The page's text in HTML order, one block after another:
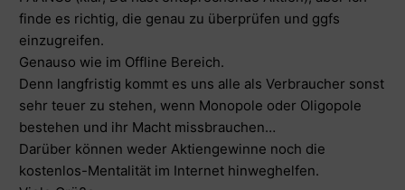
finde es richtig, die genau zu überprüfen und ggfs
einzugreifen.
Genauso wie im Offline Bereich.
Denn langfristig kommt es uns alle als Verbraucher sonst
sehr teuer zu stehen, wenn Monopole oder Oligopole
bestehen und ihr Macht missbrauchen…
Darüber können weder Aktiengewinne noch die
kostenlos-Mentalität im Internet hinweghelfen.